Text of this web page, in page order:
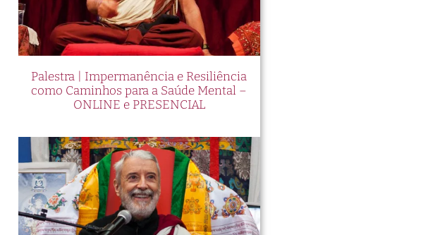
Palestra | Impermanência e Resiliência
como Caminhos para a Saúde Mental –
ONLINE e PRESENCIAL